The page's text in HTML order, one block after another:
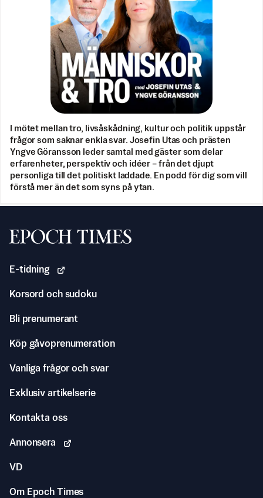
I mötet mellan tro, livsåskådning, kultur och politik uppstår
frågor som saknar enkla svar. Josefin Utas och prästen
Yngve Göransson leder samtal med gäster som delar
erfarenheter, perspektiv och idéer – från det djupt
personliga till det politiskt laddade. En podd för dig som vill
förstå mer än det som syns på ytan.
Svenska Epoch Times
E-tidning
Korsord och sudoku
Bli prenumerant
Köp gåvoprenumeration
Vanliga frågor och svar
Exklusiv artikelserie
Kontakta oss
Annonsera
VD
Om Epoch Times